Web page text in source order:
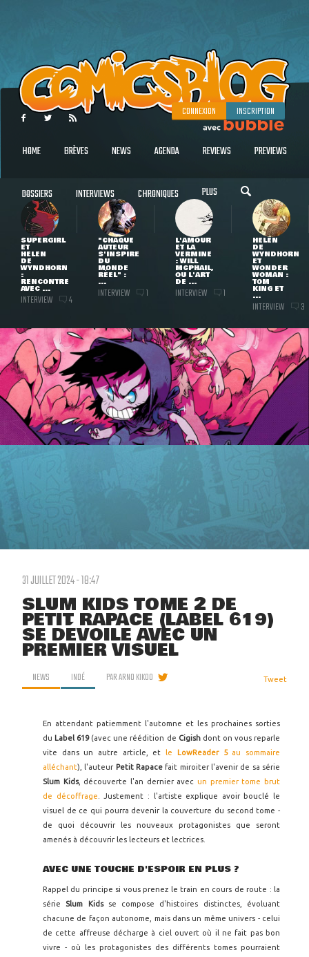
CONNEXION INSCRIPTION
HOME BRÈVES NEWS AGENDA REVIEWS PREVIEWS
DOSSIERS INTERVIEWS CHRONIQUES PLUS
SUPERGIRL
ET
HELEN
DE
WYNDHORN
:
RENCONTRE
AVEC ...
INTERVIEW 4
"CHAQUE
AUTEUR
S'INSPIRE
DU
MONDE
RÉEL" :
...
INTERVIEW 1
L'AMOUR
ET LA
VERMINE
: WILL
MCPHAIL,
OU L'ART
DE ...
INTERVIEW 1
HELEN
DE
WYNDHORN
ET
WONDER
WOMAN :
TOM
KING ET
...
INTERVIEW 3
31 JUILLET 2024 - 18:47
SLUM KIDS TOME 2 DE
PETIT RAPACE (LABEL 619)
SE DÉVOILE AVEC UN
PREMIER VISUEL
NEWS INDÉ PARARNO KIKOO Tweet
En attendant patiemment l'automne et les prochaines sorties
du Label 619 (avec une réédition de Cigish dont on vous reparle
vite dans un autre article, et le LowReader 5 au sommaire
alléchant), l'auteur Petit Rapacefait miroiter l'avenir de sa série
Slum Kids, découverte l'an dernier avecun premier tome brut
de décoffrage . Justement : l'artiste explique avoir bouclé le
visuel de ce qui pourra devenir la couverture du second tome -
de quoi découvrir les nouveaux protagonistes que seront
amenés à découvrir les lecteurs et lectrices.
AVEC UNE TOUCHE D'ESPOIR EN PLUS ?
Rappel du principe si vous prenez le train en cours de route : la
série Slum Kids se compose d'histoires distinctes, évoluant
chacune de façon autonome, mais dans un même univers - celui
de cette affreuse décharge à ciel ouvert où il ne fait pas bon
vivre - où les protagonistes des différents tomes pourraient